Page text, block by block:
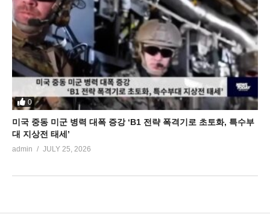
0
미국 중동 미군 병력 대폭 증강 ‘B1 전략 폭격기로 초토화, 특수부
대 지상전 태세’
admin JULY 25, 2026